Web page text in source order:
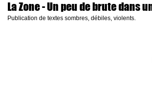
La Zone- Un peu de brute dans
Publication de textes sombres, débiles, violents.